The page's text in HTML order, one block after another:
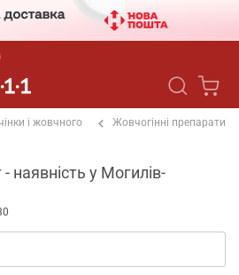
і жовчного Жовчогінні препарати
наявність у Могилів-